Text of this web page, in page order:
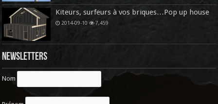
Kiteurs, surfeurs à vos briques…Pop up house
2014-09-10 7,459
Newsletters
Nom